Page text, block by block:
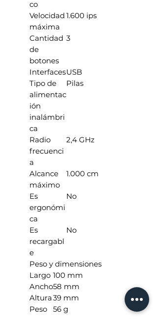
co
Velocidad
máxima
1.600 ips
Cantidad
de
botones
3
InterfacesUSB
Tipo de
alimentac
ión
inalámbri
ca
Pilas
Radio
frecuenci
a
2,4 GHz
Alcance
máximo
1.000 cm
Es
ergonómi
ca
No
Es
recargabl
e
No
Peso y dimensiones
Largo 100 mm
Ancho58 mm
Altura39 mm
Peso
56 g